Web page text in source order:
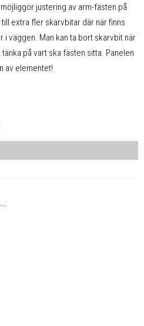
justering av arm-fästen på
extra fler skarvbitar där när finns
väggen. Man kan ta bort skarvbit när
på vart ska fästen sitta. Panelen
av elementet!